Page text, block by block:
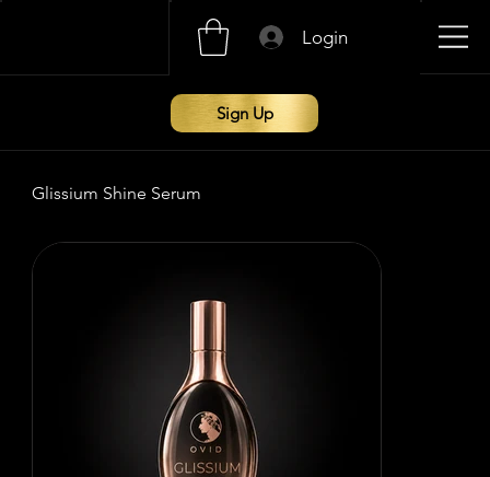
Login
Sign Up
Glissium Shine Serum